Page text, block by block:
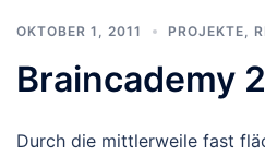
OKTOBER 1, 2011 PROJEKTE
Braincademy
Durch die mittlerweile fast